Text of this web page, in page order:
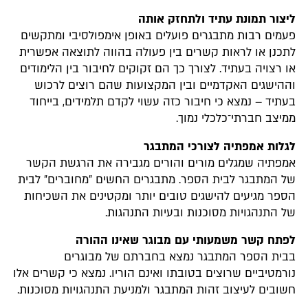
ליצור תמונת עתיד ולתחזק אותה
פעמים רבות מתבגרים פועלים באופן אימפולסיבי ומתקשים
לתכנן או לראות קשרים בין פעולה בהווה לתוצאה אפשרית
או רצויה בעתיד. לצורך כך הם זקוקים לחיבור בין הלימודים
וההישגים האקדמיים ובין המקצועות שהם רוצים לרכוש
בעתיד – נמצא כי חיבור כזה עשוי לקדם תלמידים, בייחוד
ממיצב חברתי־כלכלי נמוך.
לגלות אמפתיה לצורכי המתבגר
אמפתיה שמגלים מורים והורים מגבירה את הרגשת הקשר
של המתבגר לבית הספר. מתבגרים החשים ״מחוברים״ לבית
הספר מגיעים להישגים טובים יותר ומקטינים את השכיחות
של התנהגויות מסוכנות ובעיות התנהגות.
לפתח קשר משמעותי עם מבוגר שאינו ההורה
בבית הספר המתבגר נמצא בחברתם של מבוגרים
נורמטיביים שרוצים בטובתו ואינם הוריו. נמצא כי קשרים אלו
חשובים לעיצוב זהות המתבגר ולמניעת התנהגויות מסוכנות.